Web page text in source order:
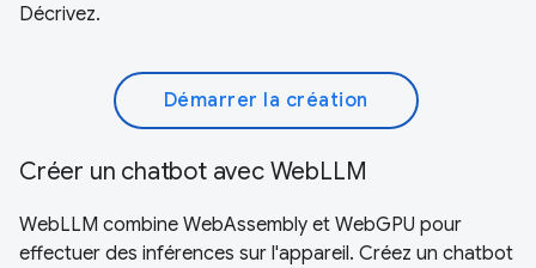
Décrivez.
Démarrer la création
Créer un chatbot avec WebLLM
WebLLM combine WebAssembly et WebGPU pour
effectuer des inférences sur l'appareil. Créez un chatbot